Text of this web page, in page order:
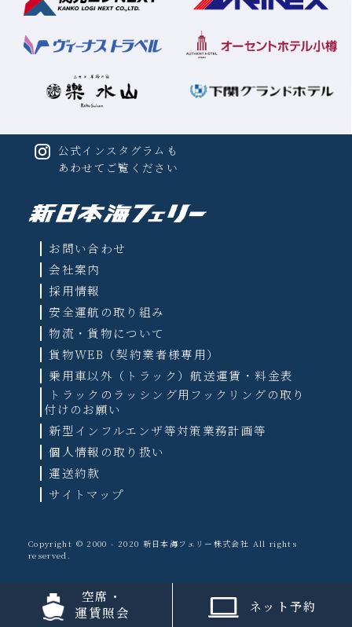
PDFファイルをご覧になる
には、Adobe(R)Reader(TM)が必要です。
お問い合わせ
会社案内
採用情報
安全運航の取り組み
物流・貨物について
貨物WEB（契約業者様専用）
乗用車以外（トラック）航送運賃・料金表
トラックのラッシング用フックリングの取り
付けのお願い
新型インフルエンザ等対策業務計画等
個人情報の取り扱い
運送約款
サイトマップ
Copyright © 2000 - 2020 新日本海フェリー株式会社 All rights
reserved.
公式インスタグラムも
あわせてご覧ください
空席・
運賃照会
ネット予約